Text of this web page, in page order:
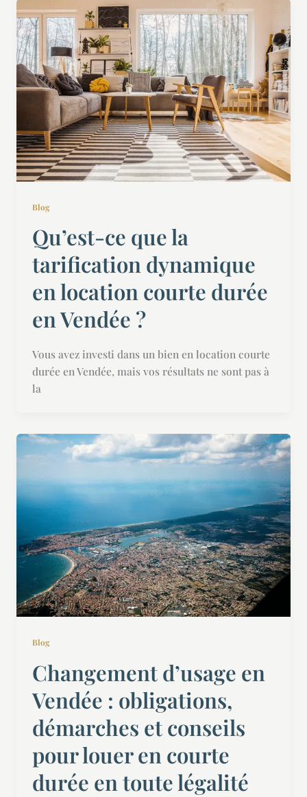
Blog
Qu’est-ce que la
tarification dynamique
en location courte durée
en Vendée ?
Vous avez investi dans un bien en location courte
durée en Vendée, mais vos résultats ne sont pas à
la
Blog
Changement d’usage en
Vendée : obligations,
démarches et conseils
pour louer en courte
durée en toute légalité